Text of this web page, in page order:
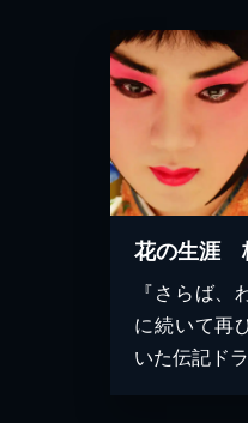
花の生涯
『さらば、
に続いて再
いた伝記ド